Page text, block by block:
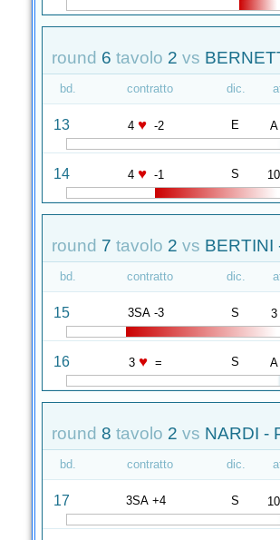
round 6 tavolo 2 vs
bd. contratto dic.
13 4 ♥ -2 E A
14 4 ♥ -1 S 10
round 7 tavolo 2 vs BERTINI
bd. contratto dic.
15 3SA -3 S 3
16 3 ♥ = S A
round 8 tavolo 2 vs NARDI -
bd. contratto dic.
17 3SA +4 S 10